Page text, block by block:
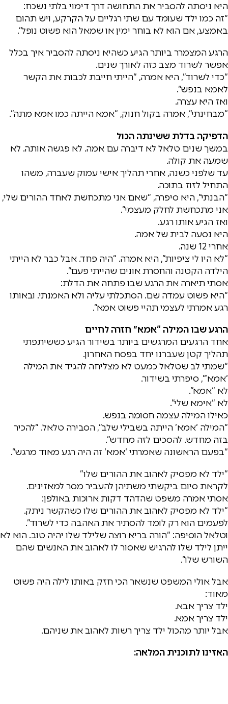
היא ניסתה להסביר את התחושה דרך דימוי בלתי נשכח:
“זה כמו ילד שעומד עם שתי רגליים על הקרקע, ויש תהום
באמצע, אם הוא לא בוחר ימין או שמאל הוא פשוט נופל”.
הרגע המצמרר ביותר הגיע כשהיא ניסתה להסביר איך בכלל
אפשר לשרוד מצב כזה לאורך שנים.
“כדי לשרוד”, היא אמרה, “הייתי חייבת לכבות את הקשר
לאמא בנפש”.
ואז היא עצרה.
“מבחינתי”, אמרה בקול חנוק, “אמא הייתה כמו אמא מתה”.
הדפיקה בדלת ששינתה הכול
במשך שנים טלאל לא דיברה עם אמה. לא פגשה אותה. לא
שמעה את קולה.
עד שלפני כשנה, אחרי תהליך אישי עמוק שעברה, משהו
התחיל לזוז בתוכה.
“הבנתי”, היא סיפרה, “שאם אני מתכחשת לאחד ההורים שלי,
אני מתכחשת לחלק מעצמי”.
ואז הגיע אותו רגע.
היא נסעה לבית של אמה.
אחרי 12 שנה.
“לא היו לי ציפיות”, היא אמרה. “היה פחד. אבל כבר לא הייתי
הילדה הקטנה והחסרת אונים שהייתי פעם”.
אסתי תיארה את הרגע שבו פתחה את הדלת:
“היא פשוט עמדה שם. הסתכלתי עליה ולא האמנתי. ובאותו
רגע אמרתי לעצמי תהיי פשוט אמא”.
הרגע שבו המילה “אמא” חזרה לחיים
אחד הרגעים המרגשים ביותר בשידור הגיע כששיתפתי
תהליך קטן שעברנו יחד בפסח האחרון.
“שמתי לב שטלאל כמעט לא מצליחה להגיד את המילה
‘אמא’”, סיפרתי בשידור.
לא “אמא”.
לא “אימא שלי”.
כאילו המילה עצמה חסומה בנפש.
“המילה ‘אמא’ הייתה בשבילי שלב”, הסבירה טלאל. “להכיר
בזה מחדש. להסכים לזה מחדש”.
“בפעם הראשונה שאמרתי ‘אמא’ זה היה רגע מאוד מרגש”.
“ילד לא מפסיק לאהוב את ההורים שלו”
לקראת סיום ביקשתי משתיהן להעביר מסר למאזינים.
אסתי אמרה משפט שהדהד דקות ארוכות באולפן:
“ילד לא מפסיק לאהוב את ההורים שלו כשהקשר ניתק.
לפעמים הוא רק לומד להסתיר את האהבה כדי לשרוד”.
וטלאל הוסיפה: “הורה בריא רוצה שלילד שלו יהיה טוב. הוא לא
ייתן לילד שלו להרגיש שאסור לו לאהוב את האנשים שהם
השורש שלו”.
אבל אולי המשפט שנשאר הכי חזק באותו לילה היה פשוט
מאוד:
ילד צריך אבא.
ילד צריך אמא.
אבל יותר מהכול ילד צריך רשות לאהוב את שניהם.
האזינו לתוכנית המלאה: